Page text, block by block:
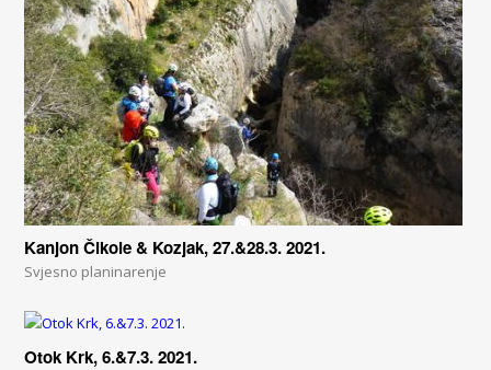
Kanjon Čikole & Kozjak, 27.&28.3. 2021.
Svjesno planinarenje
Otok Krk, 6.&7.3. 2021.